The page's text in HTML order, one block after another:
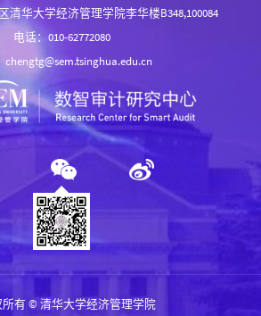
清华大学经济管理学院李华楼B348,100084
电话：010-62772080
chengtg@sem.tsinghua.edu.cn
有 © 清华大学经济管理学院